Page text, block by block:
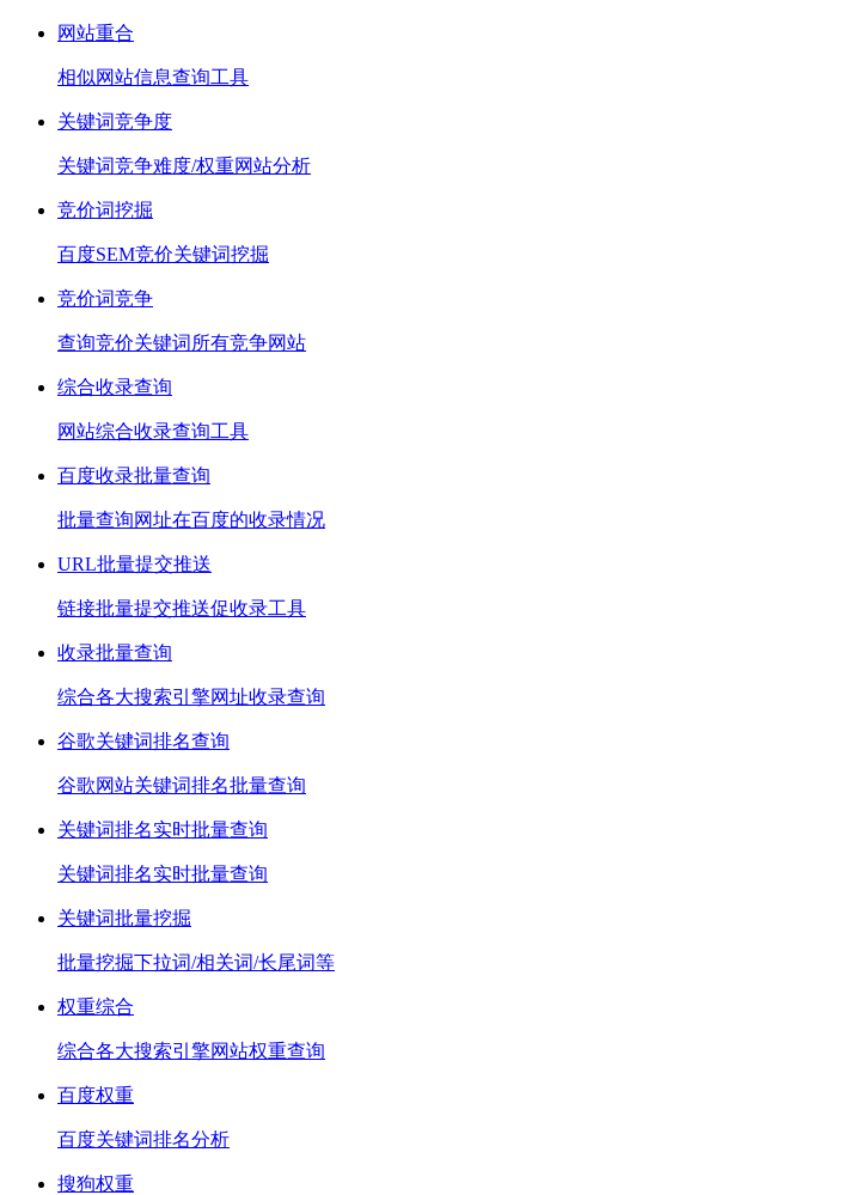
网站重合
相似网站信息查询工具
关键词竞争度
关键词竞争难度/权重网站分析
竞价词挖掘
百度SEM竞价关键词挖掘
竞价词竞争
查询竞价关键词所有竞争网站
综合收录查询
网站综合收录查询工具
百度收录批量查询
批量查询网址在百度的收录情况
URL批量提交推送
链接批量提交推送促收录工具
收录批量查询
综合各大搜索引擎网址收录查询
谷歌关键词排名查询
谷歌网站关键词排名批量查询
关键词排名实时批量查询
关键词排名实时批量查询
关键词批量挖掘
批量挖掘下拉词/相关词/长尾词等
权重综合
综合各大搜索引擎网站权重查询
百度权重
百度关键词排名分析
搜狗权重